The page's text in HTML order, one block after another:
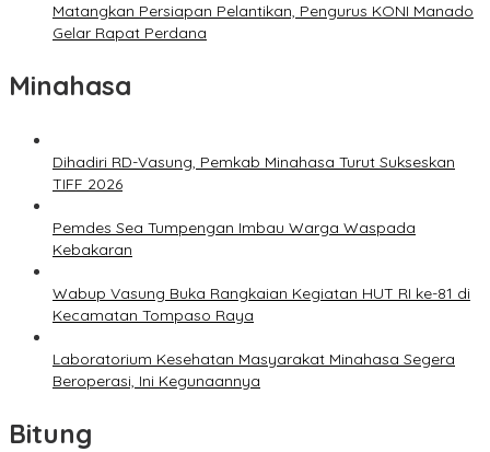
Matangkan Persiapan Pelantikan, Pengurus KONI Manado
Gelar Rapat Perdana
Minahasa
Dihadiri RD-Vasung, Pemkab Minahasa Turut Sukseskan
TIFF 2026
Pemdes Sea Tumpengan Imbau Warga Waspada
Kebakaran
Wabup Vasung Buka Rangkaian Kegiatan HUT RI ke-81 di
Kecamatan Tompaso Raya
Laboratorium Kesehatan Masyarakat Minahasa Segera
Beroperasi, Ini Kegunaannya
Bitung